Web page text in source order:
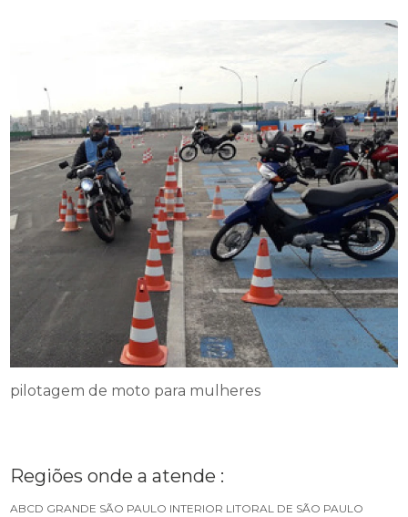
pilotagem de moto para mulheres
Regiões onde a atende :
ABCD GRANDE SÃO PAULO INTERIOR LITORAL DE SÃO PAULO